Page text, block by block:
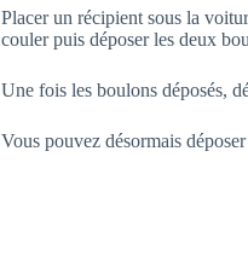
Placer un récipient sous la
couler puis déposer les deux
Une fois les boulons déposés,
Vous pouvez désormais